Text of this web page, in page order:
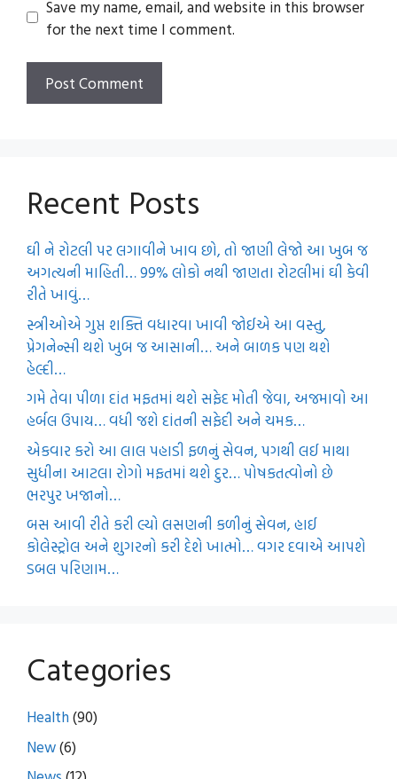
Save my name, email, and website in this browser
for the next time I comment.
Recent Posts
ઘી ને રોટલી પર લગાવીને ખાવ છો, તો જાણી લેજો આ ખુબ જ
અગત્યની માહિતી… 99% લોકો નથી જાણતા રોટલીમાં ઘી કેવી
રીતે ખાવું…
સ્ત્રીઓએ ગુપ્ત શક્તિ વધારવા ખાવી જોઈએ આ વસ્તુ,
પ્રેગનેન્સી થશે ખુબ જ આસાની… અને બાળક પણ થશે
હેલ્દી…
ગમે તેવા પીળા દાંત મફતમાં થશે સફેદ મોતી જેવા, અજમાવો આ
હર્બલ ઉપાય… વધી જશે દાંતની સફેદી અને ચમક…
એકવાર કરો આ લાલ પહાડી ફળનું સેવન, પગથી લઈ માથા
સુધીના આટલા રોગો મફતમાં થશે દુર… પોષકતત્વોનો છે
ભરપુર ખજાનો…
બસ આવી રીતે કરી લ્યો લસણની કળીનું સેવન, હાઈ
કોલેસ્ટ્રોલ અને શુગરનો કરી દેશે ખાત્મો… વગર દવાએ આપશે
ડબલ પરિણામ…
Categories
Health (90)
New(6)